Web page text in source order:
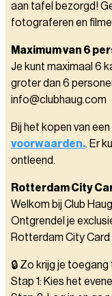
aan tafel bezorgd!
fotograferen en
Maximum van 6
Je kunt maximaal 6
groter dan 6
info@clubhaug.com
Bij het kopen van
voorwaarden.. Er
ontleend.
Rotterdam City
Welkom bij Club
Ontgrendel je
Rotterdam City Card
🔒 Zo krijg je
Stap 1: Kies het